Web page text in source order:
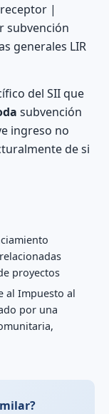
|
subvención
generales LIR
del SII que
subvención
ingreso no
de si
proyectos
Impuesto al
por una